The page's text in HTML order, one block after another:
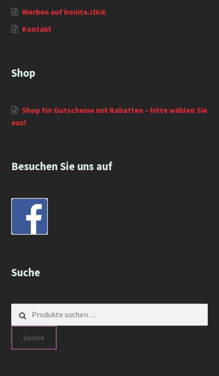
Werben auf bonita.click
Kontakt
Shop
Shop für Gutscheine mit Rabatten – bitte wählen Sie
aus!
Besuchen Sie uns auf
Suche
Suche nach:
Suche